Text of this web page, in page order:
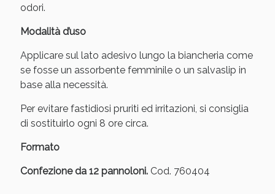
odori.
Modalità d’uso
Applicare sul lato adesivo lungo la biancheria come
se fosse un assorbente femminile o un salvaslip in
base alla necessità.
Per evitare fastidiosi pruriti ed irritazioni, si consiglia
di sostituirlo ogni 8 ore circa.
Formato
Confezione da 12 pannoloni.Cod. 760404